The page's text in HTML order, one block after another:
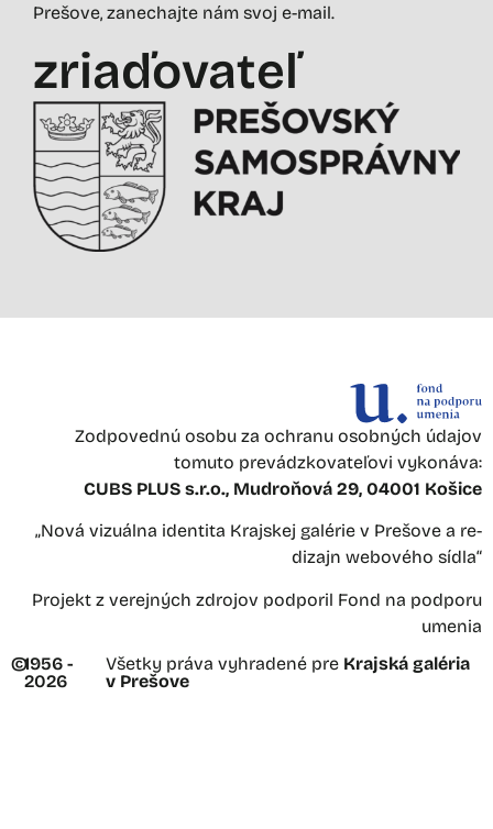
Prešove, zanechajte nám svoj e-mail.
zriaďovateľ
Zodpovednú osobu za ochranu osobných údajov
tomuto prevádzkovateľovi vykonáva:
CUBS PLUS s.r.o., Mudroňová 29, 04001 Košice
„Nová vizuálna identita Krajskej galérie v Prešove a re-
dizajn webového sídla“
Projekt z verejných zdrojov podporil Fond na podporu
umenia
©1956 -
2026
Všetky práva vyhradené pre Krajská galéria
v Prešove